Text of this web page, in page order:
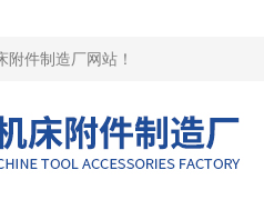
附件制造厂网站 ！